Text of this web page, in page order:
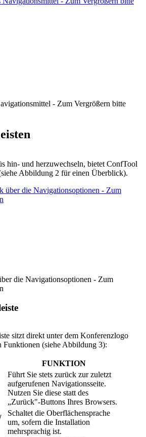
- Zum Vergrößern bitte
hin- und herzuwechseln, bietet ConfTool
Abbildung 2 für einen Überblick).
die Navigationsoptionen - Zum
sitzt direkt unter dem Konferenzlogo
Funktionen (siehe Abbildung 3):
FUNKTION
Führt Sie stets zurück zur zuletzt
aufgerufenen Navigationsseite.
Nutzen Sie diese statt des
„Zurück"-Buttons Ihres Browsers.
Schaltet die Oberflächensprache
um, sofern die Installation
mehrsprachig ist.